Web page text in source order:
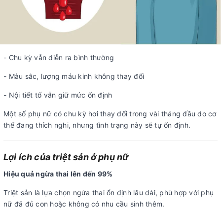
- Chu kỳ vẫn diễn ra bình thường
- Màu sắc, lượng máu kinh không thay đổi
- Nội tiết tố vẫn giữ mức ổn định
Một số phụ nữ có chu kỳ hơi thay đổi trong vài tháng đầu do cơ
thể đang thích nghi, nhưng tình trạng này sẽ tự ổn định.
Lợi ích của triệt sản ở phụ nữ
Hiệu quả ngừa thai lên đến 99%
Triệt sản là lựa chọn ngừa thai ổn định lâu dài, phù hợp với phụ
nữ đã đủ con hoặc không có nhu cầu sinh thêm.